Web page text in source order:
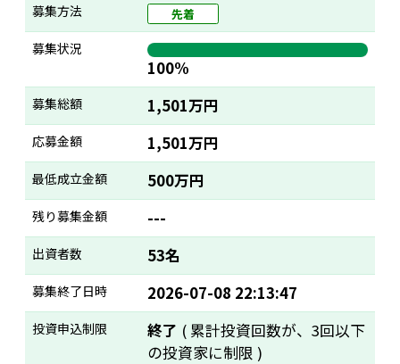
募集方法 先着
募集状況
100%
募集総額 1,501万円
応募金額 1,501万円
最低成立金額 500万円
残り募集金額 ---
出資者数 53名
募集終了日時 2026-07-08 22:13:47
投資申込制限 終了 ( 累計投資回数が、3回以下
の投資家に制限 )